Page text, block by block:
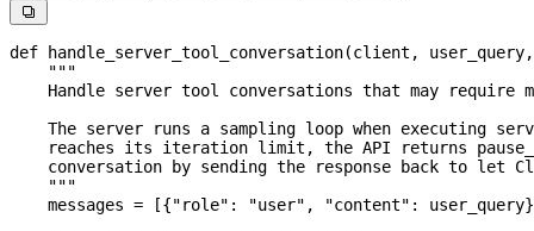

def handle_server_tool_conversation(client , user_query
    """
Handle server tool conversations that may require
The server runs a sampling loop when executing
reaches its iteration limit, the API returns
conversation by sending the response back to let
    """
    messages
= [{"role" : "user" , "content" :